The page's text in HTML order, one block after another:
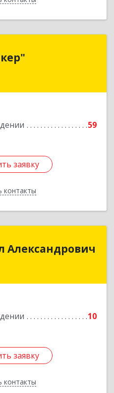
59
заявку
контакты
заявку
Александрович
10
заявку
контакты
область, город Шарья,
заявку